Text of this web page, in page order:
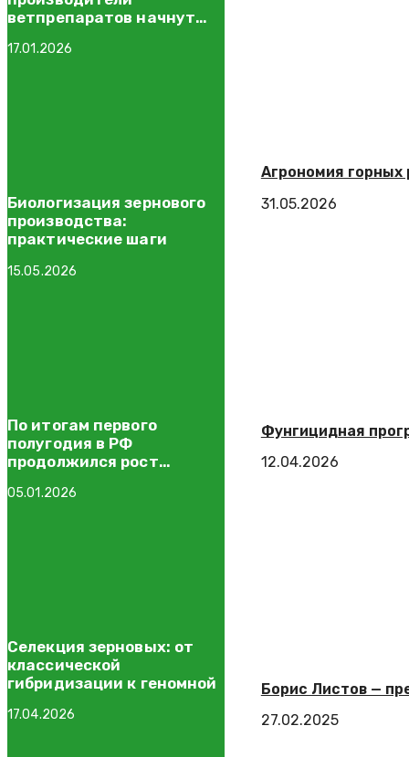
Агрономия горных
31.05.2026
Фунгицидная
12.04.2026
Борис Листов —
27.02.2025
ветпрепаратов начнут
расходов
17.01.2026
Биологизация зернового
производства:
практические шаги
15.05.2026
По итогам первого
полугодия в РФ
продолжился рост
05.01.2026
Селекция зерновых: от
классической
гибридизации к геномной
17.04.2026